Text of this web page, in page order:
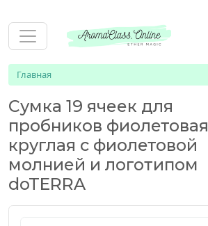
Главная
Сумка 19 ячеек для
пробников фиолетовая
круглая с фиолетовой
молнией и логотипом
doTERRA